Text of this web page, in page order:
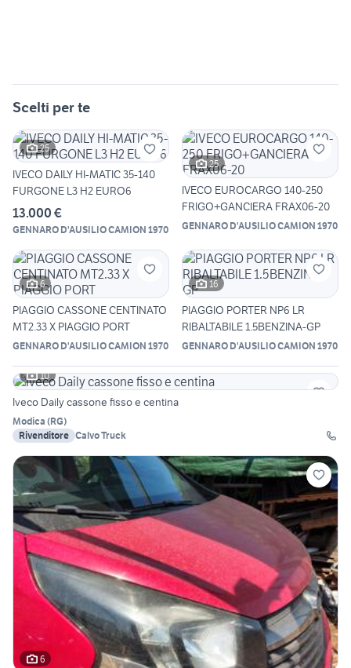
Scelti per te
25
IVECO DAILY HI-MATIC 35-140
FURGONE L3 H2 EURO6
13.000 €
GENNARO D'AUSILIO CAMION 1970
25
IVECO EUROCARGO 140-250
FRIGO+GANCIERA FRAX06-20
GENNARO D'AUSILIO CAMION 1970
6
PIAGGIO CASSONE CENTINATO
MT2.33 X PIAGGIO PORT
GENNARO D'AUSILIO CAMION 1970
16
PIAGGIO PORTER NP6 LR
RIBALTABILE 1.5BENZINA-GP
GENNARO D'AUSILIO CAMION 1970
10
Iveco Daily cassone fisso e centina
Modica (RG)
Rivenditore Calvo Truck
6